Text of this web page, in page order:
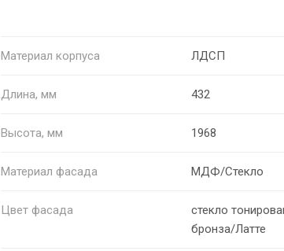
Материал корпуса ЛДСП
Длина, мм 432
Высота, мм 1968
Материал фасада МДФ/Стекло
Цвет фасада
стекло
бронза/Латте